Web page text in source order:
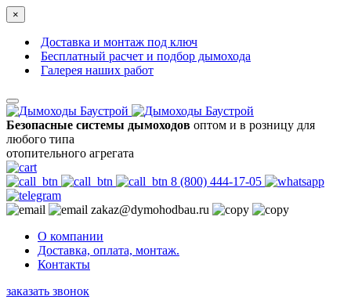
×
Доставка и монтаж под ключ
Бесплатный расчет и подбор дымохода
Галерея наших работ
Безопасные системы дымоходов оптом и в розницу для
любого типа
отопительного агрегата
8 (800) 444-17-05
zakaz@dymohodbau.ru
О компании
Доставка, оплата, монтаж.
Контакты
заказать звонок